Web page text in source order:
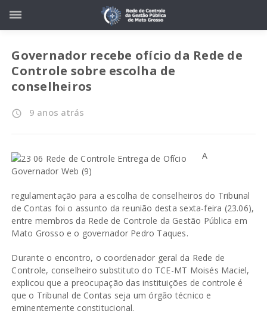
Governador recebe ofício da Rede de
Controle sobre escolha de
conselheiros
access_time 9 anos atrás
A
regulamentação para a escolha de conselheiros do Tribunal
de Contas foi o assunto da reunião desta sexta-feira (23.06),
entre membros da Rede de Controle da Gestão Pública em
Mato Grosso e o governador Pedro Taques.
Durante o encontro, o coordenador geral da Rede de
Controle, conselheiro substituto do TCE-MT Moisés Maciel,
explicou que a preocupação das instituições de controle é
que o Tribunal de Contas seja um órgão técnico e
eminentemente constitucional.